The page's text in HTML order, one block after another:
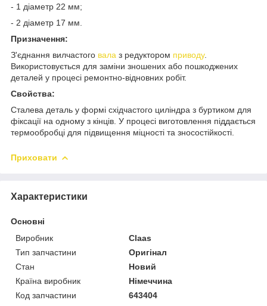
- 1 діаметр 22 мм;
- 2 діаметр 17 мм.
Призначення:
З'єднання вилчастого вала з редуктором приводу.
Використовується для заміни зношених або пошкоджених
деталей у процесі ремонтно-відновних робіт.
Свойства:
Сталева деталь у формі східчастого циліндра з буртиком для
фіксації на одному з кінців. У процесі виготовлення піддається
термообробці для підвищення міцності та зносостійкості.
Приховати
Характеристики
Основні
Виробник
Claas
Тип запчастини
Оригінал
Стан
Новий
Країна виробник
Німеччина
Код запчастини
643404